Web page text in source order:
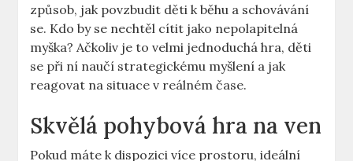
způsob, jak povzbudit děti k běhu a schovávání
se. Kdo by se nechtěl cítit jako nepolapitelná
myška? Ačkoliv je to velmi jednoduchá hra, děti
se při ní naučí strategickému myšlení a jak
reagovat na situace v reálném čase.
Skvělá pohybová hra na ven
Pokud máte k dispozici více prostoru, ideální